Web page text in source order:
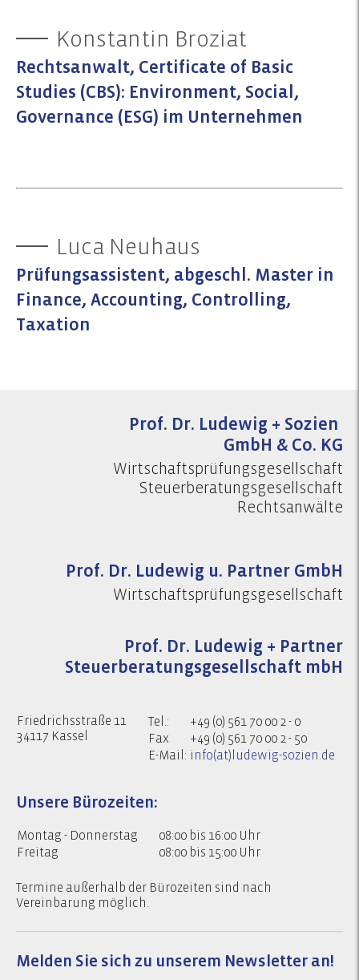
Konstantin Broziat
Rechtsanwalt, Certificate of Basic
Studies (CBS): Environment, Social,
Governance (ESG) im Unternehmen
Luca Neuhaus
Prüfungsassistent, abgeschl. Master in
Finance, Accounting, Controlling,
Taxation
Prof. Dr. Ludewig + Sozien
GmbH & Co. KG
Wirtschaftsprüfungsgesellschaft
Steuerberatungsgesellschaft
Rechtsanwälte
Prof. Dr. Ludewig u. Partner GmbH
Wirtschaftsprüfungsgesellschaft
Prof. Dr. Ludewig + Partner
Steuerberatungsgesellschaft mbH
Friedrichsstraße 11
34117 Kassel
Tel.:
+49 (0) 561 70 00 2 - 0
Fax
+49 (0) 561 70 00 2 - 50
E-Mail: info(at)ludewig-sozien.de
Unsere Bürozeiten:
Montag - Donnerstag
08:00 bis 16:00 Uhr
Freitag
08:00 bis 15:00 Uhr
Termine außerhalb der Bürozeiten sind nach
Vereinbarung möglich.
Melden Sie sich zu unserem Newsletter an!